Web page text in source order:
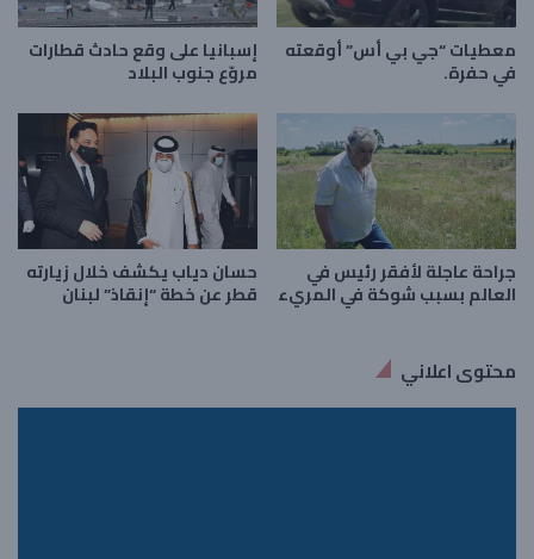
معطيات “جي بي أس” أوقعته
في حفرة.
إسبانيا على وقع حادث قطارات
مروّع جنوب البلاد
جراحة عاجلة لأفقر رئيس في
العالم بسبب شوكة في المريء
حسان دياب يكشف خلال زيارته
قطر عن خطة “إنقاذ” لبنان
محتوى اعلاني